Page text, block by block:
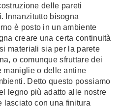
delle pareti
Innanzitutto bisogna
è posto in un ambiente
creare una certa continuità
materiali sia per la parete
o comunque sfruttare dei
maniglie o delle antine
Detto questo possiamo
legno più adatto alle nostre
lasciato con una finitura